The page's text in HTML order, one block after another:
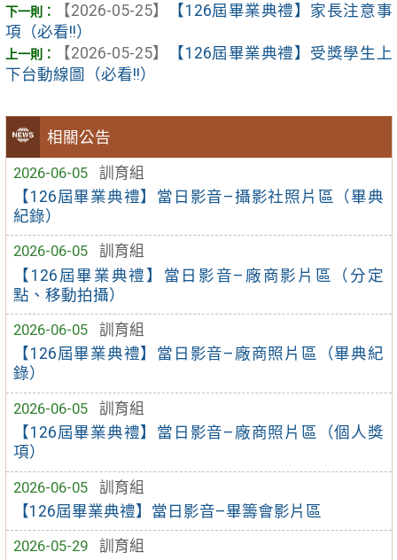
相關公告
2026-06-05
訓育組
【126屆畢業典禮】當日影音–攝影社照片區（畢典
紀錄）
2026-06-05
訓育組
【126屆畢業典禮】當日影音–廠商影片區（分定
點、移動拍攝）
2026-06-05
訓育組
【126屆畢業典禮】當日影音–廠商照片區（畢典紀
錄）
2026-06-05
訓育組
【126屆畢業典禮】當日影音–廠商照片區（個人獎
項）
2026-06-05
訓育組
【126屆畢業典禮】當日影音–畢籌會影片區
2026-05-29
訓育組
【2026-05-25】
【126屆畢業典禮】家長注意事
項（必看!!）
【2026-05-25】
【126屆畢業典禮】受獎學生上
下台動線圖（必看!!）